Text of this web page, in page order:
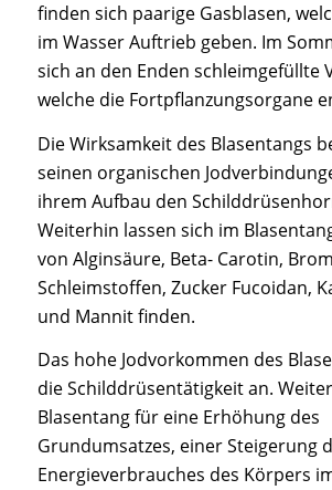
finden sich paarige Gasblasen,
im Wasser Auftrieb geben. Im
sich an den Enden schleimgefüllte
welche die Fortpflanzungsorgane
Die Wirksamkeit des Blasentangs
seinen organischen
ihrem Aufbau den
Weiterhin lassen sich im
von Alginsäure, Beta- Carotin,
Schleimstoffen, Zucker Fucoidan,
und Mannit finden.
Das hohe Jodvorkommen des
die Schilddrüsentätigkeit an.
Blasentang für eine Erhöhung des
Grundumsatzes, einer Steigerung
Energieverbrauches des Körpers